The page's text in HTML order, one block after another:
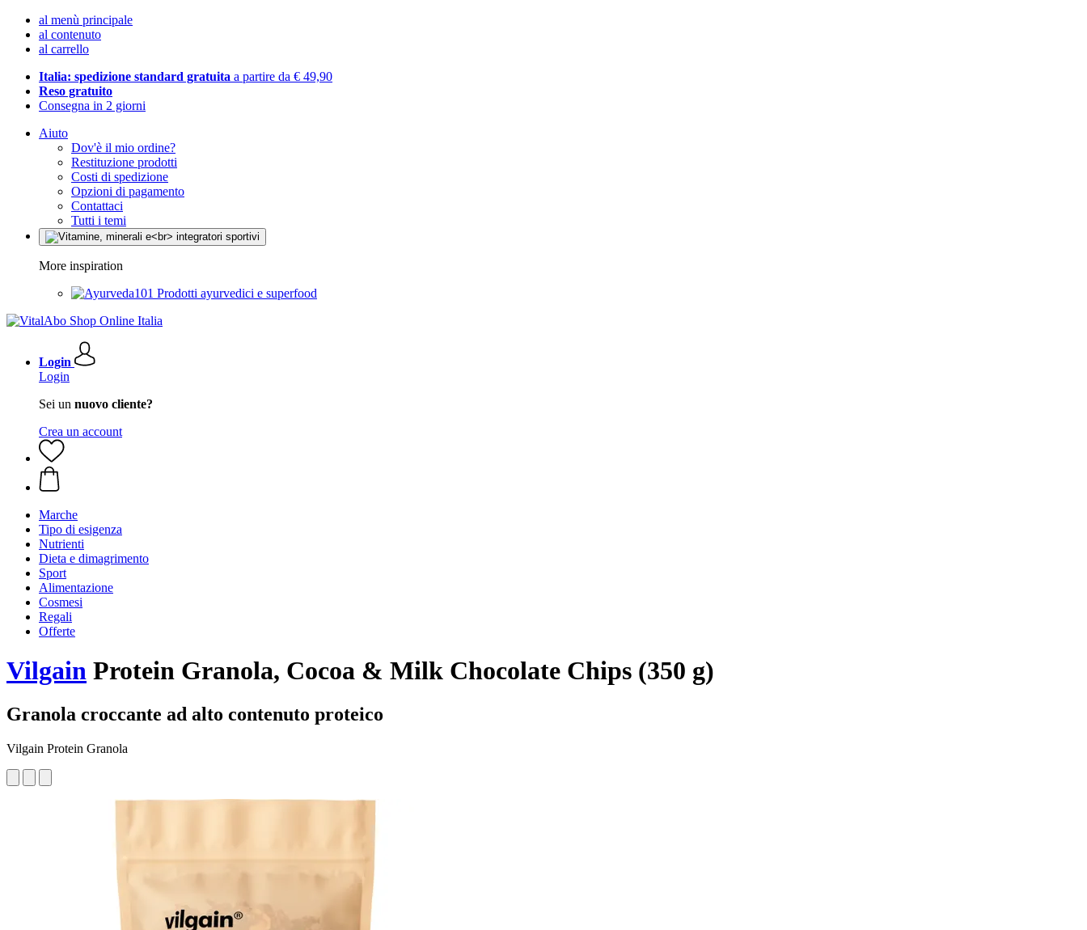
al menù principale
al contenuto
al carrello
Italia: spedizione standard gratuita a partire da € 49,90
Reso gratuito
Consegna in 2 giorni
Aiuto
Dov'è il mio ordine?
Restituzione prodotti
Costi di spedizione
Opzioni di pagamento
Contattaci
Tutti i temi
More inspiration
Prodotti ayurvedici e superfood
Login
Login
Sei un nuovo cliente?
Crea un account
Marche
Tipo di esigenza
Nutrienti
Dieta e dimagrimento
Sport
Alimentazione
Cosmesi
Regali
Offerte
Vilgain Protein Granola, Cocoa & Milk Chocolate Chips (350 g)
Granola croccante ad alto contenuto proteico
Vilgain Protein Granola